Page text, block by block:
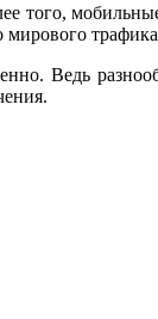
того,
мирового
Ведь